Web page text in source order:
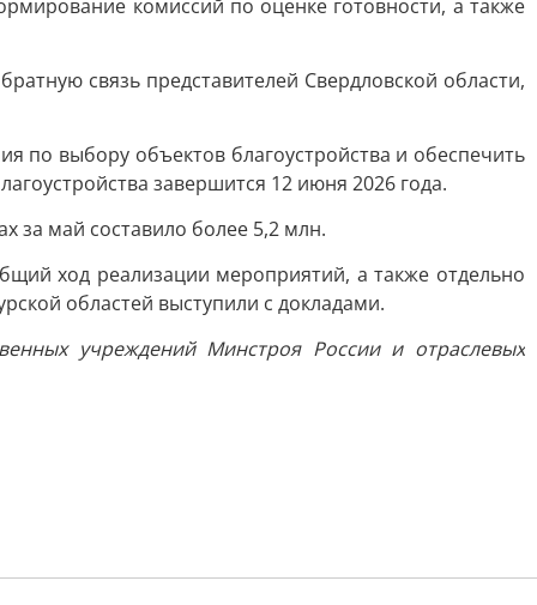
комиссий по оценке готовности, а также
связь представителей Свердловской области,
по выбору объектов благоустройства и обеспечить
завершится 12 июня 2026 года.
за май составило более 5,2 млн.
ход реализации мероприятий, а также отдельно
областей выступили с докладами.
учреждений Минстроя России и отраслевых